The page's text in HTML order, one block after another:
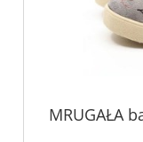
MRUGAŁA